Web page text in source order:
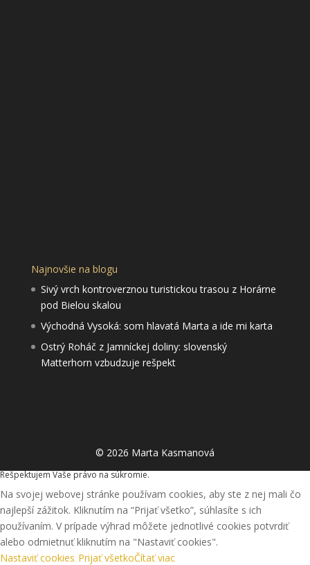
Najnovšie na blogu
Sivý vrch kontroverznou turistickou trasou z Horárne
pod Bielou skalou
Východná Vysoká: som hlavatá Marta a ide mi karta
Ostrý Roháč z Jamníckej doliny: slovenský
Matterhorn vzbudzuje rešpekt
© 2026 Marta Kasmanová
Rešpektujem Vaše právo na súkromie.
Na svojej webovej stránke používam cookies, aby ste z nej mali čo
najlepší zážitok. Kliknutím na “Prijať všetko”, súhlasíte s ich
používaním. V prípade výhrad môžete jednotlivé cookies potvrdiť
alebo odmietnuť kliknutím na "Nastaviť cookies".
Nastaviť cookies Prijať všetkoČítať viac